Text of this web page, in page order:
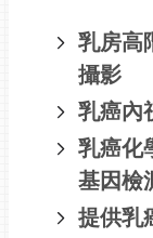
乳房高
攝影
乳癌內
乳癌化
基因檢
提供乳